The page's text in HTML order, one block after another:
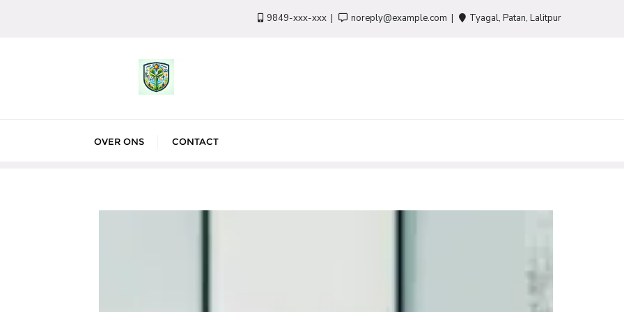
9849-xxx-xxx noreply@example.com Tyagal, Patan, Lalitpur
OVER ONS CONTACT